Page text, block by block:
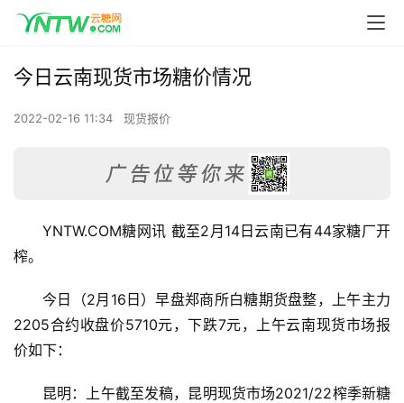
今日云南现货市场糖价情况
2022-02-16 11:34 现货报价
YNTW.COM糖网讯 截至2月14日云南已有44家糖厂开
榨。
今日（2月16日）早盘郑商所白糖期货盘整，上午主力
2205合约收盘价5710元，下跌7元，上午云南现货市场报
价如下：
昆明：上午截至发稿，昆明现货市场2021/22榨季新糖